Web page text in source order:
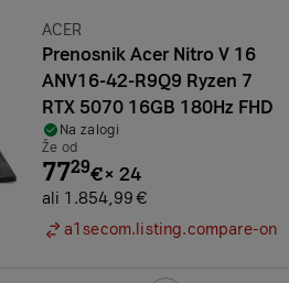
Znamka:
ACER
Prenosnik Acer Nitro V 16
ANV16-42-R9Q9 Ryzen 7
RTX 5070 16GB 180Hz FHD
Na zalogi
Že od
7729€× 24
ali 1.854,99 €
a1secom.listing.compare-on